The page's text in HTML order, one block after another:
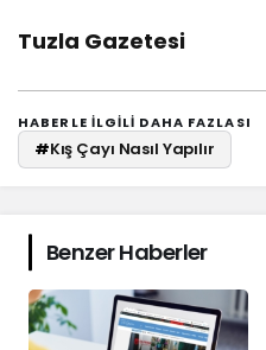
Tuzla Gazetesi
HABERLE ILGILI DAHA FAZLASI
#Kış Çayı Nasıl Yapılır
Benzer Haberler